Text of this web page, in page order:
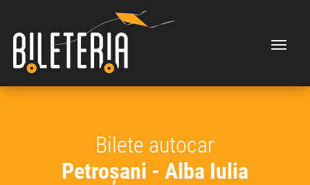
Bilete autocar
Petroșani - Alba Iulia